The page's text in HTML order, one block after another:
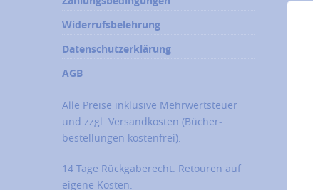
Widerrufsbelehrung
Datenschutzerklärung
AGB
Alle Preise inklusive Mehrwertsteuer
und zzgl. Versandkosten (Bücher­
bestellungen kostenfrei).
14 Tage Rückgaberecht. Retouren auf
eigene Kosten.